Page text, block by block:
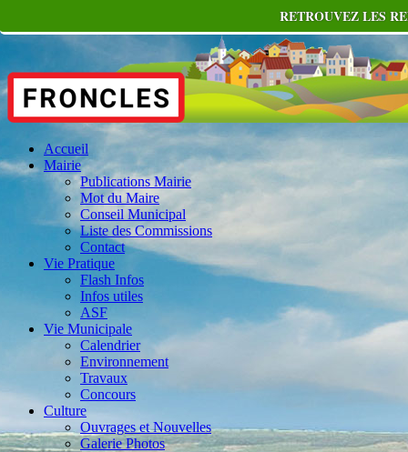
Accueil
Mairie
Publications Mairie
Mot du Maire
Conseil Municipal
Liste des Commissions
Contact
Vie Pratique
Flash Infos
Infos utiles
ASF
Vie Municipale
Calendrier
Environnement
Travaux
Concours
Culture
Ouvrages et Nouvelles
Galerie Photos
RETROUVEZ LES